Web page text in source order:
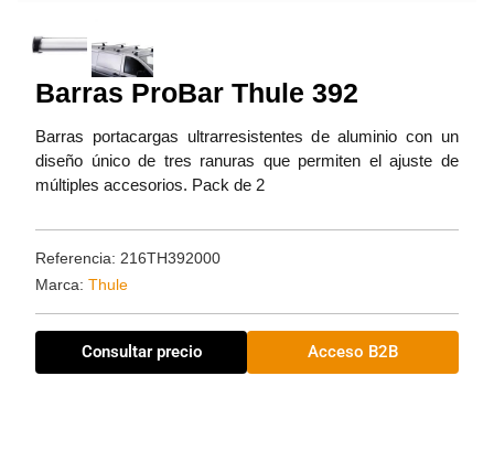
Barras ProBar Thule 392
Barras portacargas ultrarresistentes de aluminio con un
diseño único de tres ranuras que permiten el ajuste de
múltiples accesorios. Pack de 2
Referencia: 216TH392000
Marca: Thule
Consultar precio Acceso B2B